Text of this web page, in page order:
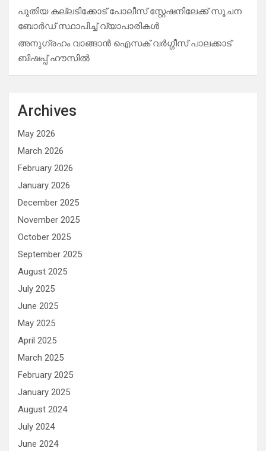
പുതിയ കല്ലടിക്കോട് പോലീസ് സ്റ്റേഷനിലേക്ക് സൂചന
ബോർഡ് സ്ഥാപിച്ച് വ്യാപാരികൾ
അനുഗ്രഹം വാങ്ങാൻ ഐസക് വര്‍ഗ്ഗീസ് പാലക്കാട്
ബിഷപ്പ് ഹൗസില്‍
Archives
May 2026
March 2026
February 2026
January 2026
December 2025
November 2025
October 2025
September 2025
August 2025
July 2025
June 2025
May 2025
April 2025
March 2025
February 2025
January 2025
August 2024
July 2024
June 2024